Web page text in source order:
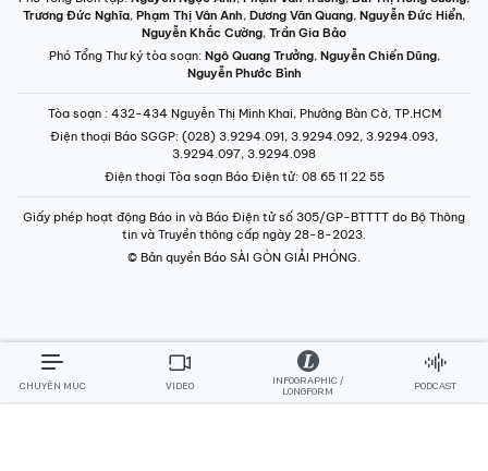
Trương Đức Nghĩa, Phạm Thị Vân Anh, Dương Văn Quang, Nguyễn Đức Hiển,
Nguyễn Khắc Cường, Trần Gia Bảo
Phó Tổng Thư ký tòa soạn: Ngô Quang Trưởng, Nguyễn Chiến Dũng,
Nguyễn Phước Bình
Tòa soạn : 432-434 Nguyễn Thị Minh Khai, Phường Bàn Cờ, TP.HCM
Điện thoại Báo SGGP: (028) 3.9294.091, 3.9294.092, 3.9294.093,
3.9294.097, 3.9294.098
Điện thoại Tòa soạn Báo Điện tử: 08 65 11 22 55
Giấy phép hoạt động Báo in và Báo Điện tử số 305/GP-BTTTT do Bộ Thông
tin và Truyền thông cấp ngày 28-8-2023.
© Bản quyền Báo SÀI GÒN GIẢI PHÓNG.
CHUYÊN MỤC VIDEO
INFOGRAPHIC /
LONGFORM
PODCAST